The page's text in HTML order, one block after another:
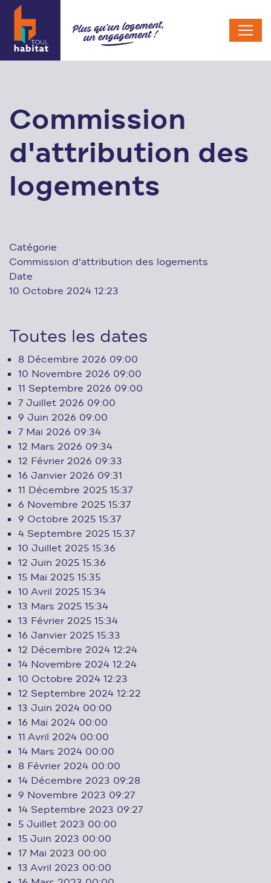
Commission
d'attribution des
logements
Catégorie
Commission d'attribution des logements
Date
10 Octobre 2024 12:23
Toutes les dates
8 Décembre 2026 09:00
10 Novembre 2026 09:00
11 Septembre 2026 09:00
7 Juillet 2026 09:00
9 Juin 2026 09:00
7 Mai 2026 09:34
12 Mars 2026 09:34
12 Février 2026 09:33
16 Janvier 2026 09:31
11 Décembre 2025 15:37
6 Novembre 2025 15:37
9 Octobre 2025 15:37
4 Septembre 2025 15:37
10 Juillet 2025 15:36
12 Juin 2025 15:36
15 Mai 2025 15:35
10 Avril 2025 15:34
13 Mars 2025 15:34
13 Février 2025 15:34
16 Janvier 2025 15:33
12 Décembre 2024 12:24
14 Novembre 2024 12:24
10 Octobre 2024 12:23
12 Septembre 2024 12:22
13 Juin 2024 00:00
16 Mai 2024 00:00
11 Avril 2024 00:00
14 Mars 2024 00:00
8 Février 2024 00:00
14 Décembre 2023 09:28
9 Novembre 2023 09:27
14 Septembre 2023 09:27
5 Juillet 2023 00:00
15 Juin 2023 00:00
17 Mai 2023 00:00
13 Avril 2023 00:00